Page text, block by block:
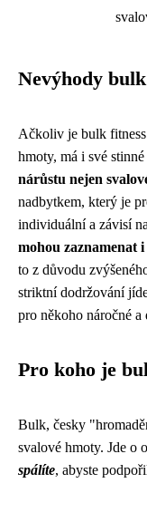
Nevýhody
Ačkoliv je bulk
hmoty, má i své stinné
nárůstu nejen
nadbytkem, který je
individuální a závisí
mohou zaznamenat
to z důvodu
striktní dodržování
pro někoho náročné
Pro koho je
Bulk, česky
svalové hmoty. Jde o
spálíte, abyste